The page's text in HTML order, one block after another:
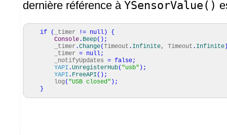
dernière référence à YSensorValue()
if ( _timer != null )
{
Console . Beep( ) ;
_timer .Change(Timeout . Infinite, Timeout . Infinite
_timer = null;
_notifyUpdates = false;
YAPI .UnregisterHub( "usb" ) ;
YAPI . FreeAPI ( ) ;
log ( "USB closed" ) ;
}